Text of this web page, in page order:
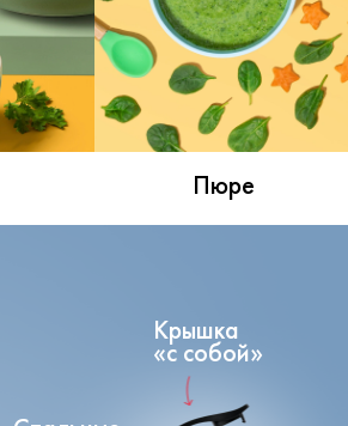
Пюре
Крышка
«с собой»